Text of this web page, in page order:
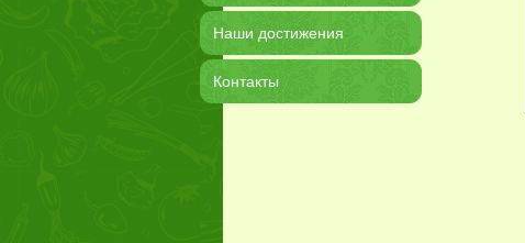
Наши достижения
Контакты